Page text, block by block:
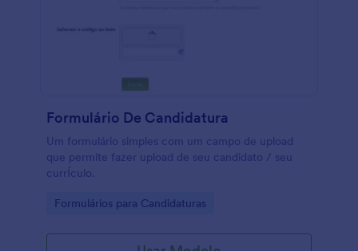
Formulário De Candidatura
Um formulário simples com um campo de upload
que permite fazer upload de seu candidato / seu
currÍculo.
Go to Category:
Formulários para Candidaturas